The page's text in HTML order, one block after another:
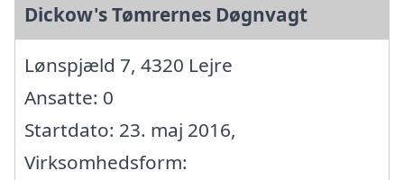
Dickow's Tømrernes Døgnvagt
Lønspjæld 7, 4320 Lejre
Ansatte: 0
Startdato: 23. maj 2016,
Virksomhedsform: